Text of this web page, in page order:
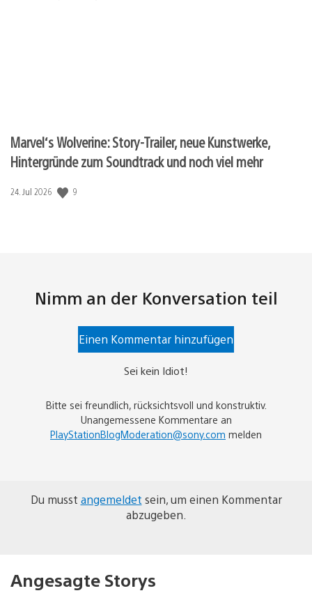
Marvel‘s Wolverine: Story-Trailer, neue Kunstwerke,
Hintergründe zum Soundtrack und noch viel mehr
Veröffentlichungsdatum:
24. Jul 2026 9
Nimm an der Konversation teil
Einen Kommentar hinzufügen
Sei kein Idiot!
Bitte sei freundlich, rücksichtsvoll und konstruktiv.
Unangemessene Kommentare an
PlayStationBlogModeration@sony.com melden
Du musst angemeldet sein, um einen Kommentar
abzugeben.
Angesagte Storys